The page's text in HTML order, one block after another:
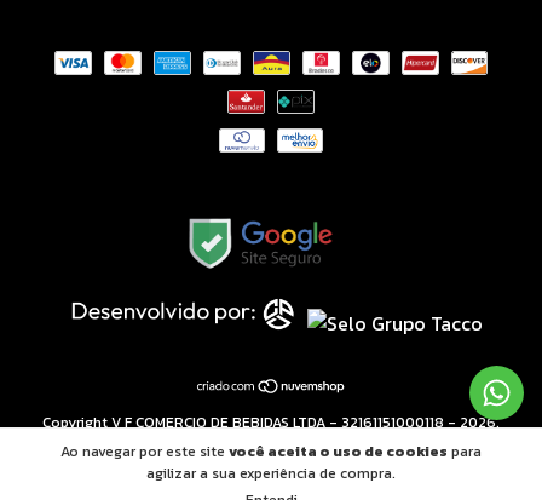
Ao navegar por este site você aceita o uso de cookies para
agilizar a sua experiência de compra.
Copyright V F COMERCIO DE BEBIDAS LTDA - 32161151000118 - 2026.
Todos os direitos reservados.